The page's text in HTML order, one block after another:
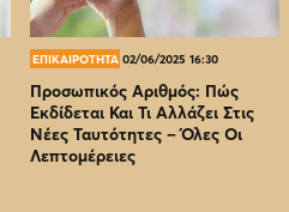
ΕΠΙΚΑΙΡΟΤΗΤΑ 02/06/2025 16:30
Προσωπικός Αριθμός: Πώς
Εκδίδεται Και Τι Αλλάζει Στις
Νέες Ταυτότητες – Όλες Οι
Λεπτομέρειες